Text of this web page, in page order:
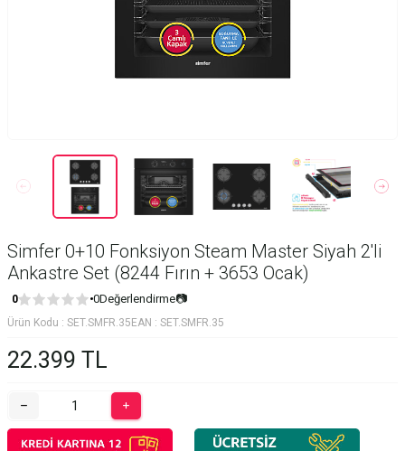
Simfer 0+10 Fonksiyon Steam Master Siyah 2'li
Ankastre Set (8244 Fırın + 3653 Ocak)
0 0Değerlendirme📷
Ürün Kodu : SET.SMFR.35 EAN : SET.SMFR.35
22.399 TL